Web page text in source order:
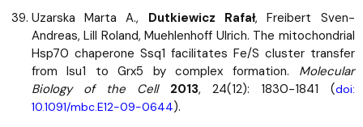
Uzarska Marta A., Dutkiewicz Rafał, Freibert Sven-
Andreas, Lill Roland, Muehlenhoff Ulrich. The mitochondrial
Hsp70 chaperone Ssq1 facilitates Fe/S cluster transfer
from Isu1 to Grx5 by complex formation. Molecular
Biology of the Cell
2013, 24(12): 1830-1841 (doi:
10.1091/mbc.E12-09-0644).